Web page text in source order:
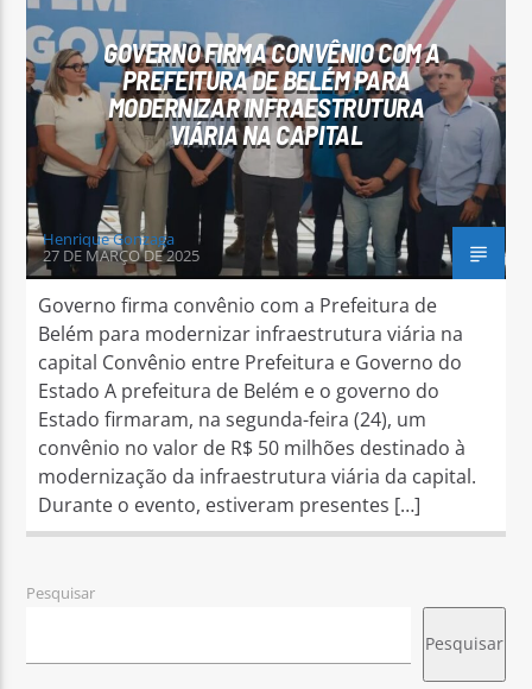
Arara Azul FM
GOVERNO FIRMA CONVÊNIO COM A
PREFEITURA DE BELÉM PARA
MODERNIZAR INFRAESTRUTURA
VIÁRIA NA CAPITAL
Henrique Gonzaga
27 DE MARÇO DE 2025
Governo firma convênio com a Prefeitura de
Belém para modernizar infraestrutura viária na
capital Convênio entre Prefeitura e Governo do
Estado A prefeitura de Belém e o governo do
Estado firmaram, na segunda-feira (24), um
convênio no valor de R$ 50 milhões destinado à
modernização da infraestrutura viária da capital.
Durante o evento, estiveram presentes […]
Pesquisar
Pesquisar